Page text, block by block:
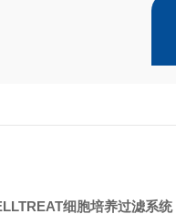
细胞培养过滤系统